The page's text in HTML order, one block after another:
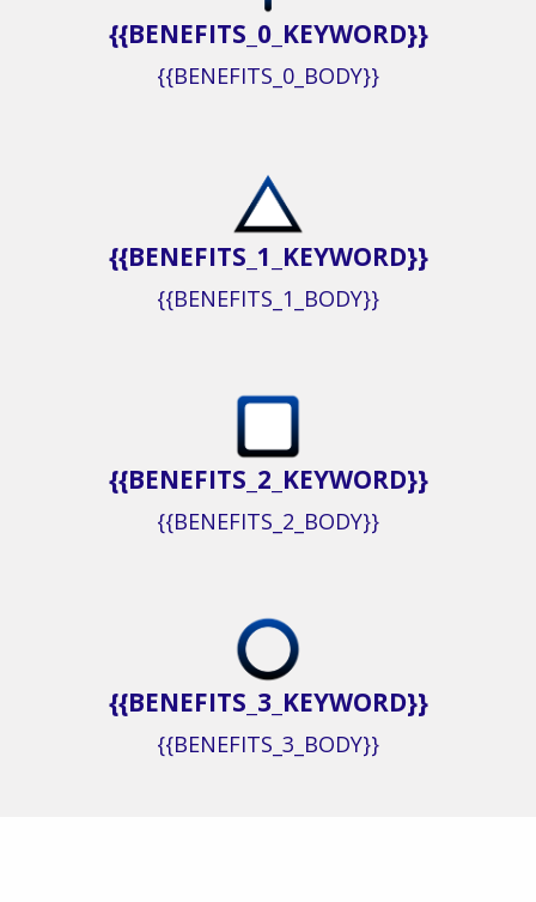
{{BENEFITS_0_KEYWORD}}
{{BENEFITS_0_BODY}}
{{BENEFITS_1_KEYWORD}}
{{BENEFITS_1_BODY}}
{{BENEFITS_2_KEYWORD}}
{{BENEFITS_2_BODY}}
{{BENEFITS_3_KEYWORD}}
{{BENEFITS_3_BODY}}